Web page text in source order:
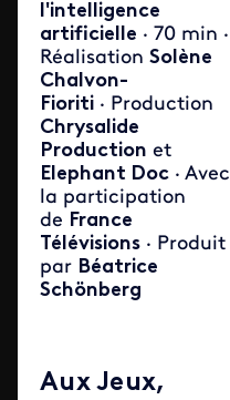
l'intelligence
artificielle · 70 min ·
Réalisation Solène
Chalvon-
Fioriti · Production
Chrysalide
Production et
Elephant Doc · Avec
la participation
de France
Télévisions · Produit
par Béatrice
Schönberg
Aux Jeux,